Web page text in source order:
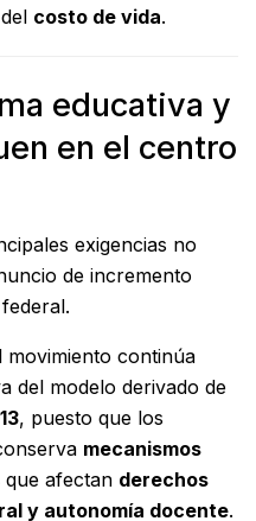
costo de vida.
educativa y
en el centro
exigencias no
de incremento
movimiento continúa
del modelo derivado de
, puesto que los
mecanismos
que afectan derechos
y autonomía docente.